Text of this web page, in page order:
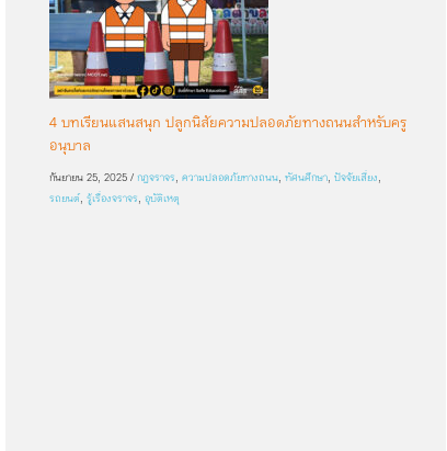
4 บทเรียนแสนสนุก ปลูกนิสัยความปลอดภัยทางถนนสำหรับครู
อนุบาล
กันยายน 25, 2025/ กฎจราจร, ความปลอดภัยทางถนน, ทัศนศึกษา, ปัจจัยเสี่ยง,
รถยนต์, รู้เรื่องจราจร, อุบัติเหตุ